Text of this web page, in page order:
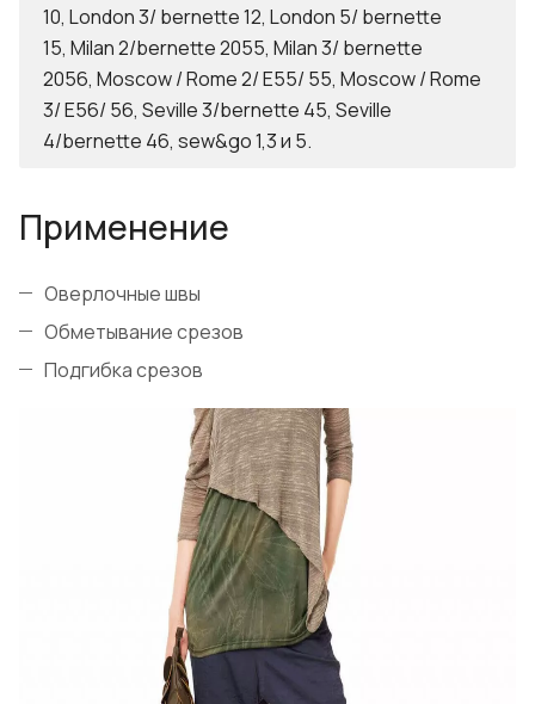
10, London 3/ bernette 12, London 5/ bernette
15, Milan 2/bernette 2055, Milan 3/ bernette
2056, Moscow / Rome 2/ E55/ 55, Moscow / Rome
3/ E56/ 56, Seville 3/bernette 45, Seville
4/bernette 46, sew&go 1,3 и 5.
Применение
Оверлочные швы
Обметывание срезов
Подгибка срезов